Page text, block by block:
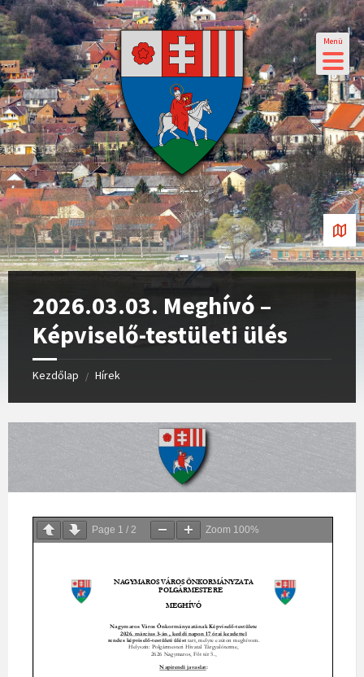
Menü
2026.03.03. Meghívó –
Képviselő-testületi ülés
Kezdőlap / Hírek
Page 1 / 2 Zoom 100%